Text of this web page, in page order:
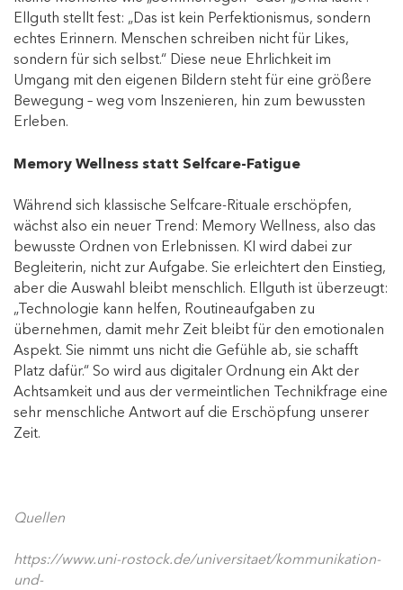
Ellguth stellt fest: „Das ist kein Perfektionismus, sondern
echtes Erinnern. Menschen schreiben nicht für Likes,
sondern für sich selbst.“ Diese neue Ehrlichkeit im
Umgang mit den eigenen Bildern steht für eine größere
Bewegung – weg vom Inszenieren, hin zum bewussten
Erleben.
Memory Wellness statt Selfcare-Fatigue
Während sich klassische Selfcare-Rituale erschöpfen,
wächst also ein neuer Trend: Memory Wellness, also das
bewusste Ordnen von Erlebnissen. KI wird dabei zur
Begleiterin, nicht zur Aufgabe. Sie erleichtert den Einstieg,
aber die Auswahl bleibt menschlich. Ellguth ist überzeugt:
„Technologie kann helfen, Routineaufgaben zu
übernehmen, damit mehr Zeit bleibt für den emotionalen
Aspekt. Sie nimmt uns nicht die Gefühle ab, sie schafft
Platz dafür.“ So wird aus digitaler Ordnung ein Akt der
Achtsamkeit und aus der vermeintlichen Technikfrage eine
sehr menschliche Antwort auf die Erschöpfung unserer
Zeit.
Quellen
https://www.uni-rostock.de/universitaet/kommunikation-
und-